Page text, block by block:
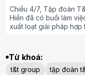
Chiều 4/7, Tập đoàn
Hiển đã có buổi làm
xuất loạt giải pháp
Từ khoá:
t&t group tập đoàn